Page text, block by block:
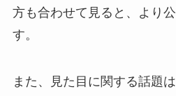
方も合わせて見ると、より
す。
また、見た目に関する話題